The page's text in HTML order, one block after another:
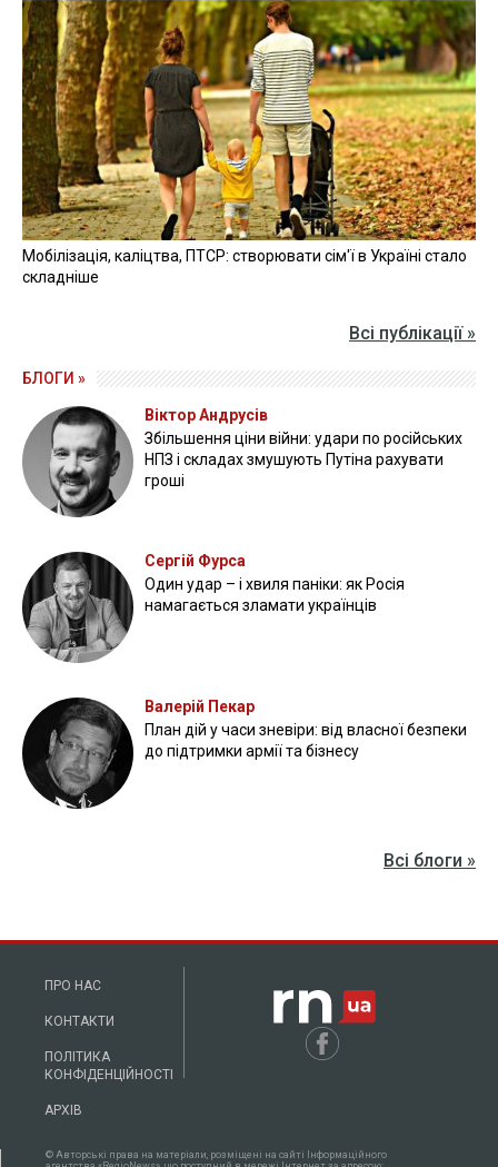
Мобілізація, каліцтва, ПТСР: створювати сім'ї в Україні стало
складніше
Всі публікації »
БЛОГИ »
Віктор Андрусів
Збільшення ціни війни: удари по російських
НПЗ і складах змушують Путіна рахувати
гроші
Сергій Фурса
Один удар – і хвиля паніки: як Росія
намагається зламати українців
Валерій Пекар
План дій у часи зневіри: від власної безпеки
до підтримки армії та бізнесу
Всі блоги »
ПРО НАС
КОНТАКТИ
ПОЛІТИКА
КОНФІДЕНЦІЙНОСТІ
АРХІВ
© Авторські права на матеріали, розміщені на сайті Інформаційного